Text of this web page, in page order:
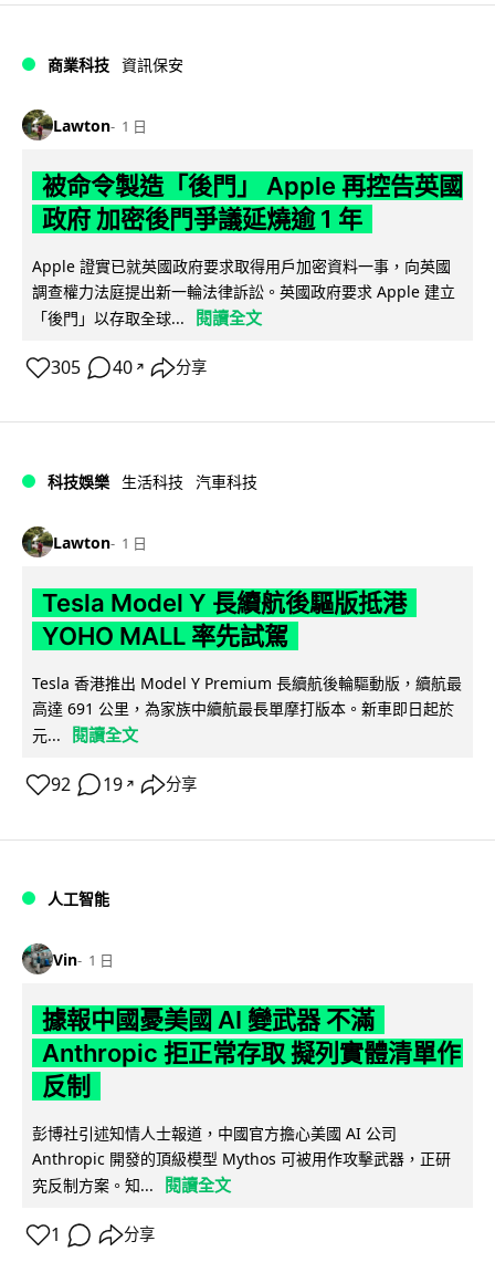
商業科技 資訊保安
Lawton 1 日
被命令製造「後門」 Apple 再控告英國
政府 加密後門爭議延燒逾 1 年
Apple 證實已就英國政府要求取得用戶加密資料一事，向英國
調查權力法庭提出新一輪法律訴訟。英國政府要求 Apple 建立
「後門」以存取全球...
閱讀全文
305 40 ↗ 分享
科技娛樂 生活科技 汽車科技
Lawton 1 日
Tesla Model Y 長續航後驅版抵港
YOHO MALL 率先試駕
Tesla 香港推出 Model Y Premium 長續航後輪驅動版，續航最
高達 691 公里，為家族中續航最長單摩打版本。新車即日起於
元...
閱讀全文
92 19 ↗ 分享
人工智能
Vin 1 日
據報中國憂美國 AI 變武器 不滿
Anthropic 拒正常存取 擬列實體清單作
反制
彭博社引述知情人士報道，中國官方擔心美國 AI 公司
Anthropic 開發的頂級模型 Mythos 可被用作攻擊武器，正研
究反制方案。知...
閱讀全文
1 分享